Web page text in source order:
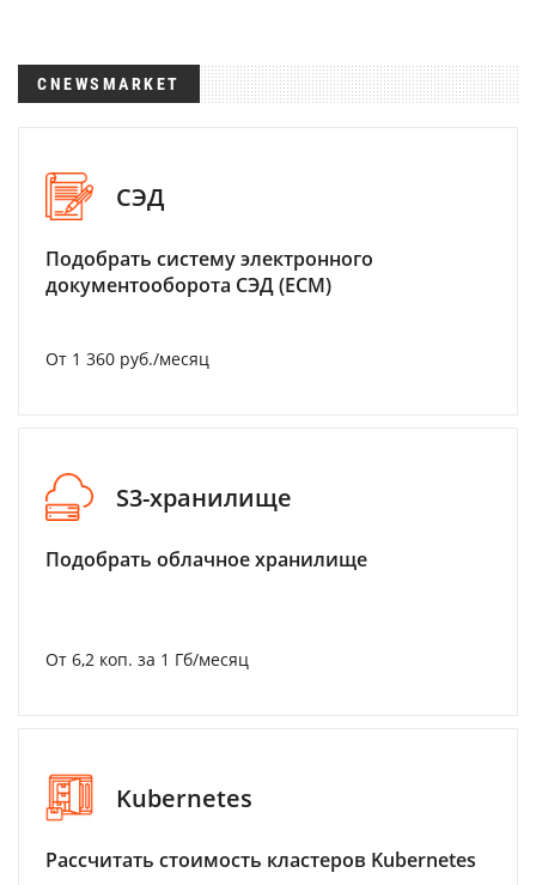
CNEWSMARKET
СЭД
Подобрать систему электронного
документооборота СЭД (ECM)
От 1 360 руб./месяц
S3-хранилище
Подобрать облачное хранилище
От 6,2 коп. за 1 Гб/месяц
Kubernetes
Рассчитать стоимость кластеров Kubernetes